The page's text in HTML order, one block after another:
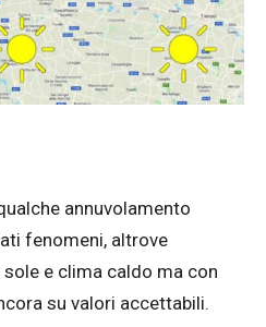
annuvolamento
fenomeni, altrove
e clima caldo ma con
su valori accettabili.